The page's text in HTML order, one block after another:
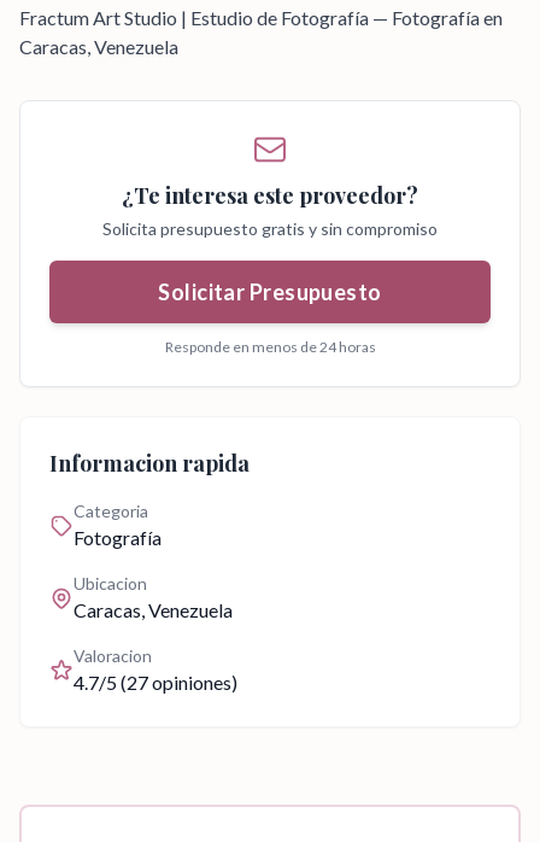
Fractum Art Studio | Estudio de Fotografía — Fotografía en
Caracas, Venezuela
¿Te interesa este proveedor?
Solicita presupuesto gratis y sin compromiso
Solicitar Presupuesto
Responde en menos de 24 horas
Informacion rapida
Categoria
Fotografía
Ubicacion
Caracas, Venezuela
Valoracion
4.7/5 (27opiniones)